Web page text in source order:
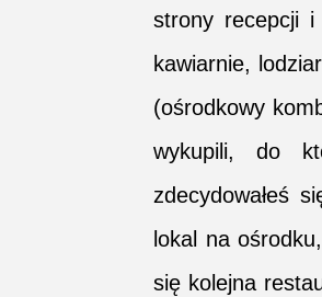
strony recepcji i
kawiarnie,
(ośrodkowy
wykupili, do
zdecydowałeś
lokal na
się kolejna